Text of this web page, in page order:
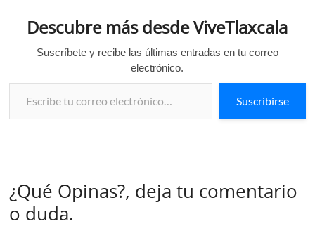
Descubre más desde ViveTlaxcala
Suscríbete y recibe las últimas entradas en tu correo
electrónico.
Escribe tu correo electrónico…
Suscribirse
¿Qué Opinas?, deja tu comentario
o duda.